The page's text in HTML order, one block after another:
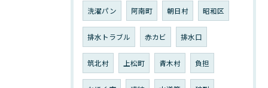
洗濯パン 阿南町 朝日村 昭和区
排水トラブル 赤カビ 排水口
筑北村 上松町 青木村 負担